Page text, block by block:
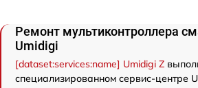
Ремонт мультиконтроллера
Umidigi
[dataset:services:name] Umidigi Z
специализированном сервис-центре